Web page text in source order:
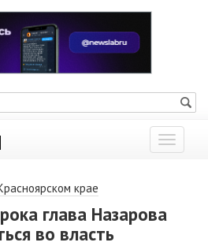
Показать
меню
крае
глава Назарова
во власть